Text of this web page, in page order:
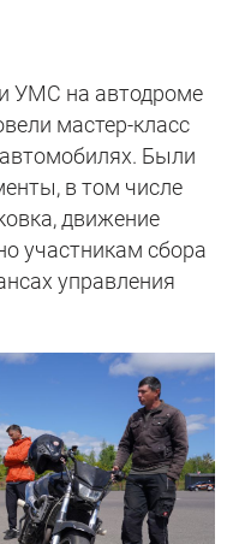
УМС на автодроме
мастер-класс
Были
в том числе
движение
участникам сбора
управления